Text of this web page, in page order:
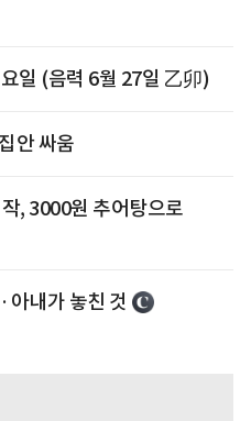
일 (음력 6월 27일 乙卯)
안 싸움
, 3000원 추어탕으로
내가 놓친 것